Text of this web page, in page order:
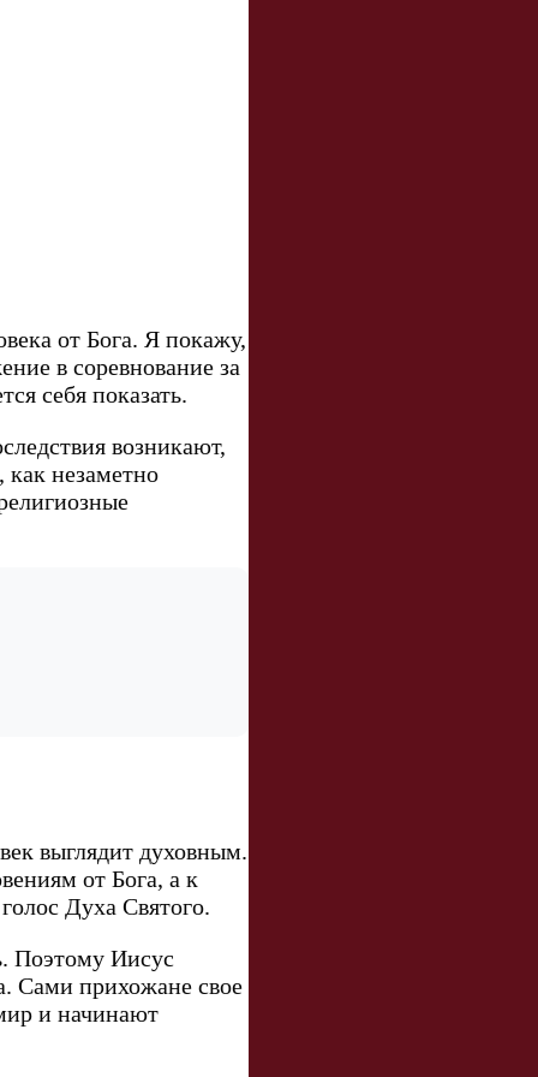
от Бога. Я покажу,
в соревнование за
себя показать.
возникают,
незаметно
выглядит духовным.
от Бога, а к
Духа Святого.
Поэтому Иисус
Сами прихожане свое
и начинают